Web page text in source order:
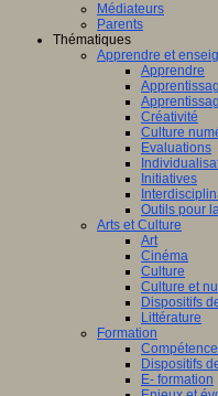
Médiateurs
Parents
Thématiques
Apprendre et
Apprendre
Créativité
Culture
Evaluations
Initiatives
Outils pour
Arts et Culture
Art
Cinéma
Culture
Culture et
Dispositifs
Littérature
Formation
Dispositifs
E- formation